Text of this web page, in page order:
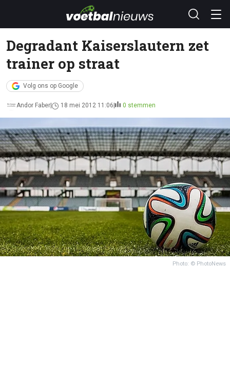
Degradant Kaiserslautern zet
trainer op straat
Volg ons op Google
Andor Faber 18 mei 2012 11:06 0 stemmen
Photo: © PhotoNews